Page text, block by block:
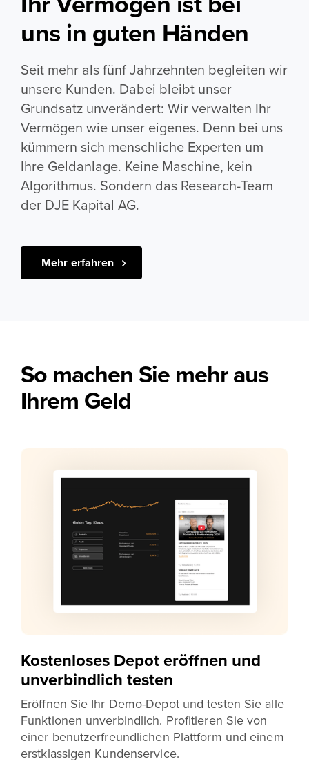
uns in guten Händen
Seit mehr als fünf Jahrzehnten begleiten wir
unsere Kunden. Dabei bleibt unser
Grundsatz unverändert: Wir verwalten Ihr
Vermögen wie unser eigenes. Denn bei uns
kümmern sich menschliche Experten um
Ihre Geldanlage. Keine Maschine, kein
Algorithmus. Sondern das Research-Team
der DJE Kapital AG.
Mehr erfahren
So machen Sie mehr aus
Ihrem Geld
Kostenloses Depot eröffnen und
unverbindlich testen
Eröffnen Sie Ihr Demo-Depot und testen Sie alle
Funktionen unverbindlich. Profitieren Sie von
einer benutzerfreundlichen Plattform und einem
erstklassigen Kundenservice.